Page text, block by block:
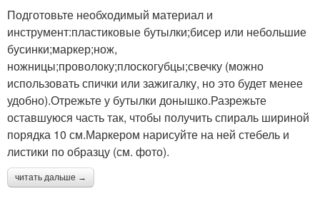
Подготовьте необходимый материал и
инструмент:пластиковые бутылки;бисер или небольшие
бусинки;маркер;нож,
ножницы;проволоку;плоскогубцы;свечку (можно
использовать спички или зажигалку, но это будет менее
удобно).Отрежьте у бутылки донышко.Разрежьте
оставшуюся часть так, чтобы получить спираль шириной
порядка 10 см.Маркером нарисуйте на ней стебель и
листики по образцу (см. фото).
читать дальше →